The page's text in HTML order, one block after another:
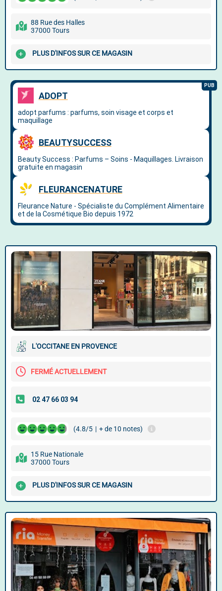
88 Rue des Halles
37000 Tours
PLUS D'INFOS SUR CE MAGASIN
L'OCCITANE EN PROVENCE
FERMÉ ACTUELLEMENT
(4.8/5 | + de 10 notes)
15 Rue Nationale
37000 Tours
PLUS D'INFOS SUR CE MAGASIN